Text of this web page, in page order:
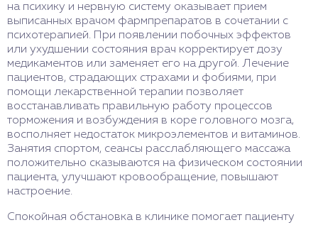
на психику и нервную систему оказывает прием
выписанных врачом фармпрепаратов в сочетании с
психотерапией. При появлении побочных эффектов
или ухудшении состояния врач корректирует дозу
медикаментов или заменяет его на другой. Лечение
пациентов, страдающих страхами и фобиями, при
помощи лекарственной терапии позволяет
восстанавливать правильную работу процессов
торможения и возбуждения в коре головного мозга,
восполняет недостаток микроэлементов и витаминов.
Занятия спортом, сеансы расслабляющего массажа
положительно сказываются на физическом состоянии
пациента, улучшают кровообращение, повышают
настроение.
Спокойная обстановка в клинике помогает пациенту